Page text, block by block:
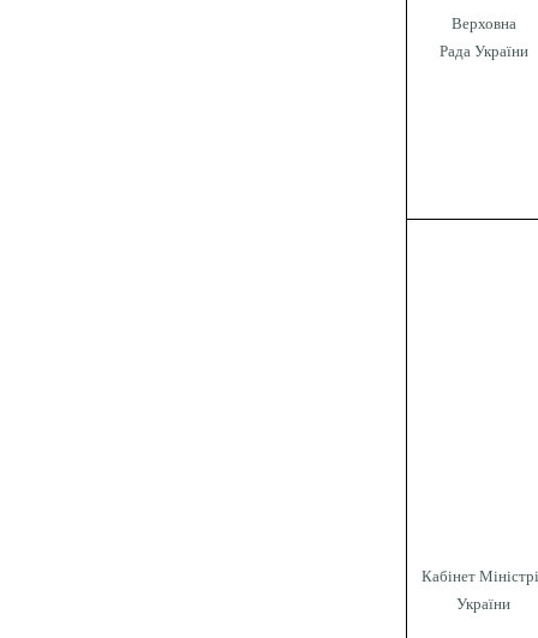
Верховна
Рада України
Кабінет
України